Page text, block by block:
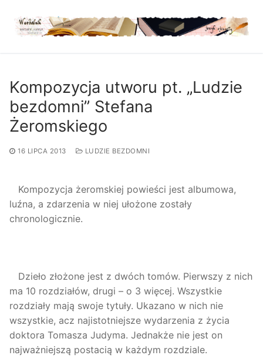
treści
Kompozycja utworu pt. „Ludzie
bezdomni” Stefana
Żeromskiego
16 LIPCA 2013 LUDZIE BEZDOMNI
Kompozycja żeromskiej powieści jest albumowa,
luźna, a zdarzenia w niej ułożone zostały
chronologicznie.
Dzieło złożone jest z dwóch tomów. Pierwszy z nich
ma 10 rozdziałów, drugi – o 3 więcej. Wszystkie
rozdziały mają swoje tytuły. Ukazano w nich nie
wszystkie, acz najistotniejsze wydarzenia z życia
doktora Tomasza Judyma. Jednakże nie jest on
najważniejszą postacią w każdym rozdziale.